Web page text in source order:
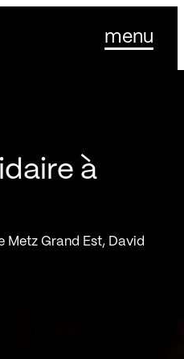
menu
à
Metz Grand Est, David